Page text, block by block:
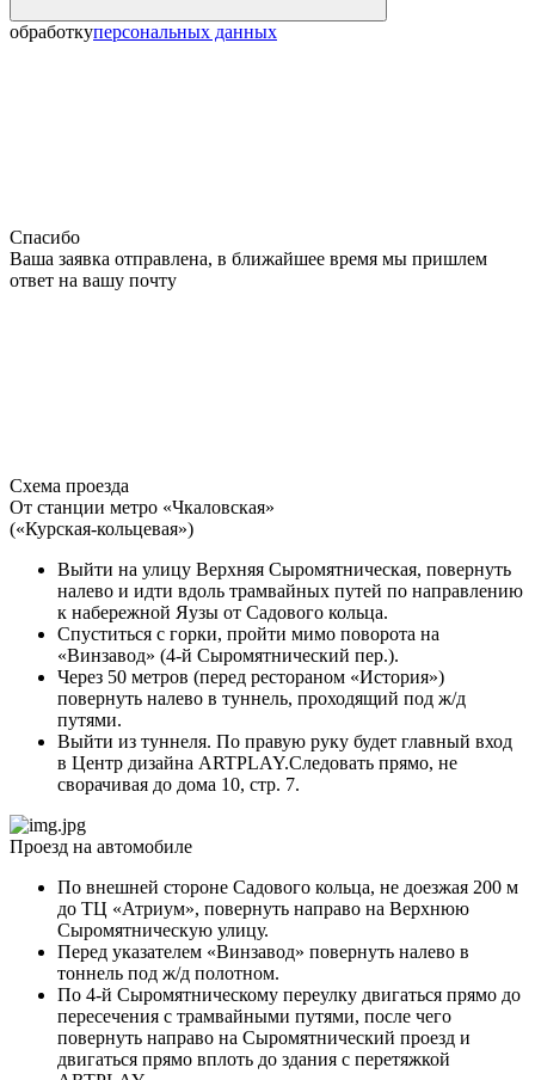
обработкуперсональных данных
Спасибо
Ваша заявка отправлена, в ближайшее время мы пришлем
ответ на вашу почту
Схема проезда
От станции метро «Чкаловская»
(«Курская-кольцевая»)
Выйти на улицу Верхняя Сыромятническая, повернуть
налево и идти вдоль трамвайных путей по направлению
к набережной Яузы от Садового кольца.
Спуститься с горки, пройти мимо поворота на
«Винзавод» (4-й Сыромятнический пер.).
Через 50 метров (перед рестораном «История»)
повернуть налево в туннель, проходящий под ж/д
путями.
Выйти из туннеля. По правую руку будет главный вход
в Центр дизайна ARTPLAY.Следовать прямо, не
сворачивая до дома 10, стр. 7.
Проезд на автомобиле
По внешней стороне Садового кольца, не доезжая 200 м
до ТЦ «Атриум», повернуть направо на Верхнюю
Сыромятническую улицу.
Перед указателем «Винзавод» повернуть налево в
тоннель под ж/д полотном.
По 4-й Сыромятническому переулку двигаться прямо до
пересечения с трамвайными путями, после чего
повернуть направо на Сыромятнический проезд и
двигаться прямо вплоть до здания с перетяжкой